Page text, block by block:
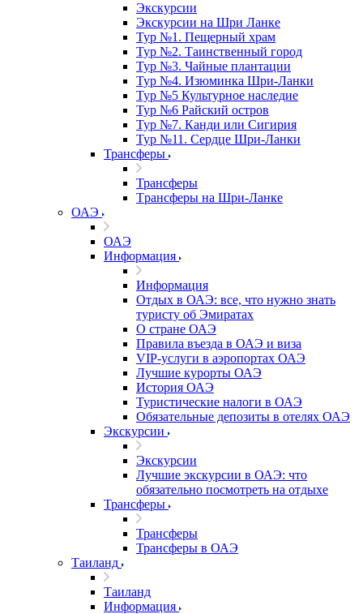
Экскурсии
Экскурсии на Шри Ланке
Тур №1. Пещерный храм
Тур №2. Таинственный город
Тур №3. Чайные плантации
Тур №4. Изюминка Шри-Ланки
Тур №5 Культурное наследие
Тур №6 Райский остров
Тур №7. Канди или Сигирия
Тур №11. Сердце Шри-Ланки
Трансферы
Трансферы
Tрансферы на Шри-Ланке
ОАЭ
ОАЭ
Информация
Информация
Отдых в ОАЭ: все, что нужно знать
туристу об Эмиратах
О стране ОАЭ
Правила въезда в ОАЭ и виза
VIP-услуги в аэропортах ОАЭ
Лучшие курорты ОАЭ
История ОАЭ
Туристические налоги в ОАЭ
Обязательные депозиты в отелях ОАЭ
Экскурсии
Экскурсии
Лучшие экскурсии в ОАЭ: что
обязательно посмотреть на отдыхе
Трансферы
Трансферы
Трансферы в ОАЭ
Таиланд
Таиланд
Информация